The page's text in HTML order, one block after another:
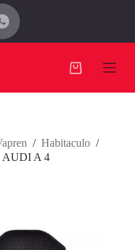
Carro
/ Habitaculo /
A 4